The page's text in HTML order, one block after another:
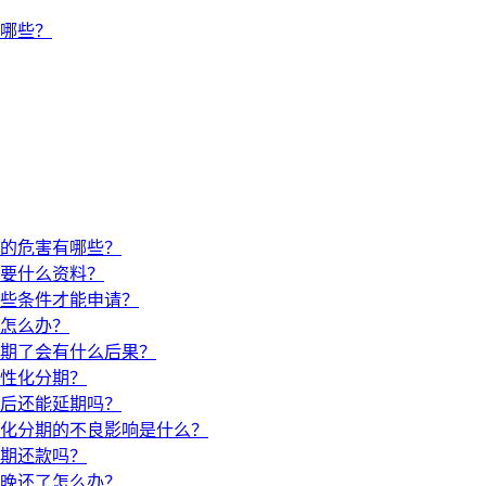
些？
危害有哪些？
什么资料？
条件才能申请？
么办？
了会有什么后果？
化分期？
还能延期吗？
分期的不良影响是什么？
还款吗？
还了怎么办？